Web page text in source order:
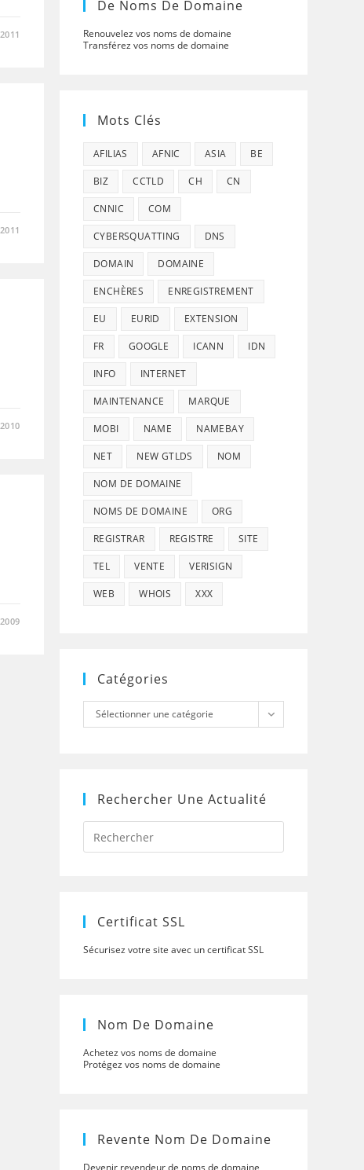
De Noms De Domaine
Renouvelez vos noms de domaine
Transférez vos noms de domaine
Mots Clés
AFILIAS AFNIC ASIA BE
BIZ CCTLD CH CN
CNNIC COM
CYBERSQUATTING DNS
DOMAIN DOMAINE
ENCHÈRES ENREGISTREMENT
EU EURID EXTENSION
FR GOOGLE ICANN IDN
INFO INTERNET
MAINTENANCE MARQUE
MOBI NAME NAMEBAY
NET NEW GTLDS NOM
NOM DE DOMAINE
NOMS DE DOMAINE ORG
REGISTRAR REGISTRE SITE
TEL VENTE VERISIGN
WEB WHOIS XXX
Catégories
Catégories
Sélectionner une catégorie
Rechercher Une Actualité
Press
to
Certificat SSL
Sécurisez votre site avec un certificat SSL
Nom De Domaine
Achetez vos noms de domaine
Protégez vos noms de domaine
Revente Nom De Domaine
Devenir revendeur de noms de domaine